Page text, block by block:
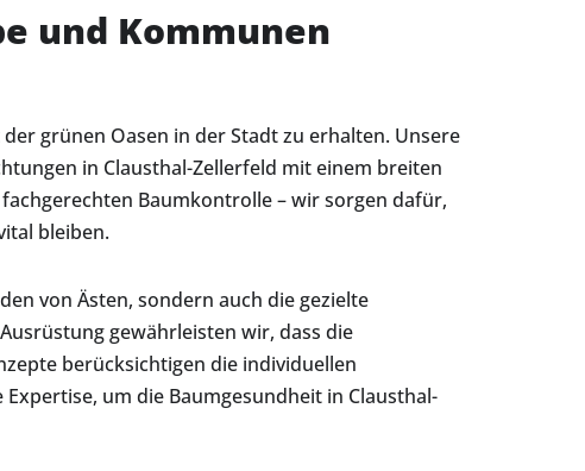
und Kommunen
grünen Oasen in der Stadt zu erhalten. Unsere
in Clausthal-Zellerfeld mit einem breiten
Baumkontrolle – wir sorgen dafür,
bleiben.
von Ästen, sondern auch die gezielte
gewährleisten wir, dass die
berücksichtigen die individuellen
um die Baumgesundheit in Clausthal-